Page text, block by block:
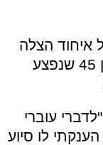
איחוד הצלה
העניקו סיוע רפואי ראשוני לגבר כבן 45 שנפצע
עוברי
לו סיוע